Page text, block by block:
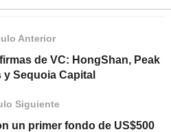
Anterior
de VC: HongShan, Peak
y Sequoia Capital
Siguiente
un primer fondo de US$500